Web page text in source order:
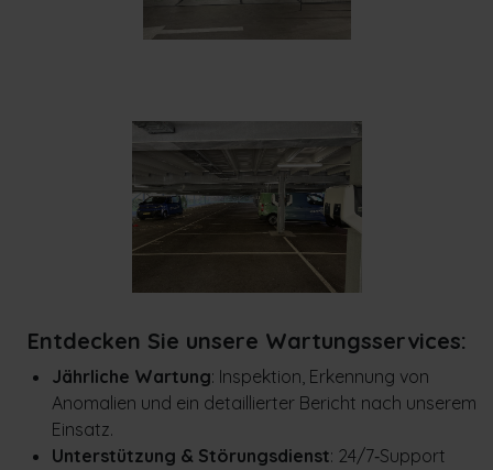
Entdecken Sie unsere Wartungsservices:
Jährliche Wartung: Inspektion, Erkennung von
Anomalien und ein detaillierter Bericht nach unserem
Einsatz.
Unterstützung & Störungsdienst: 24/7‑Support